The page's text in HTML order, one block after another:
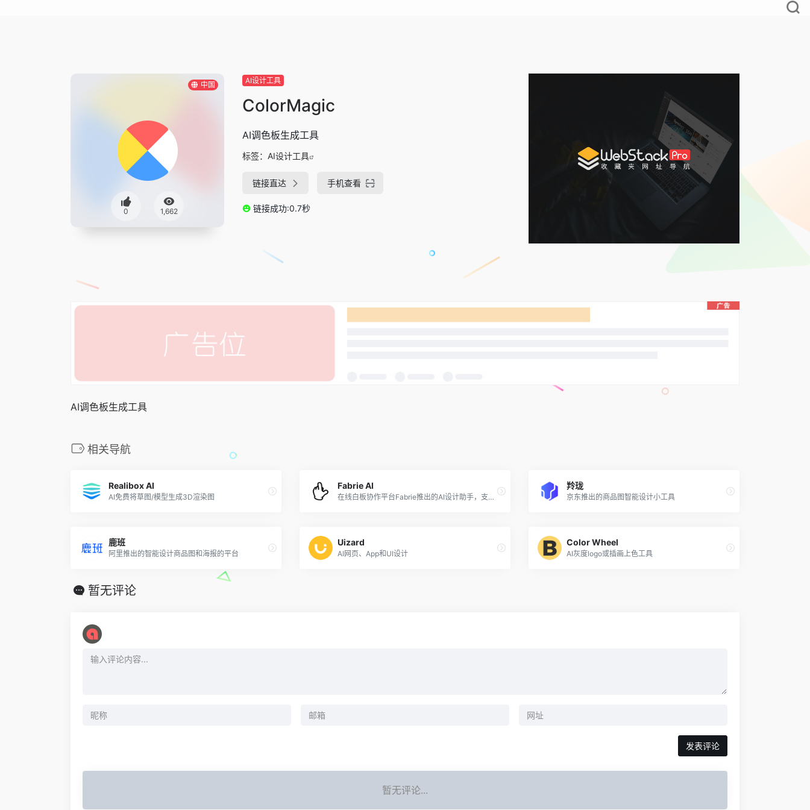
中国
0 1,662
AI设计工具
ColorMagic
AI调色板生成工具
标签： AI设计工具
链接直达 手机查看
链接成功:0.7秒
AI调色板生成工具
相关导航
Realibox AI
AI免费将草图/模型生成3D渲染图
Fabrie AI
在线白板协作平台Fabrie推出的AI设计助手，支持多种渲染模式
羚珑
京东推出的商品图智能设计小工具
鹿班
阿里推出的智能设计商品图和海报的平台
Uizard
AI网页、App和UI设计
Color Wheel
AI灰度logo或插画上色工具
暂无评论
暂无评论...